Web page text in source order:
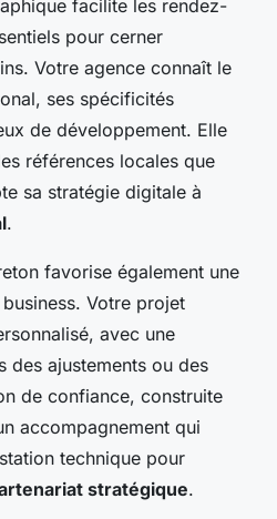
facilite les rendez-
pour cerner
Votre agence connaît le
ses spécificités
de développement. Elle
références locales que
sa stratégie digitale à
.
favorise également une
Votre projet
avec une
des ajustements ou des
de confiance, construite
accompagnement qui
technique pour
stratégique.